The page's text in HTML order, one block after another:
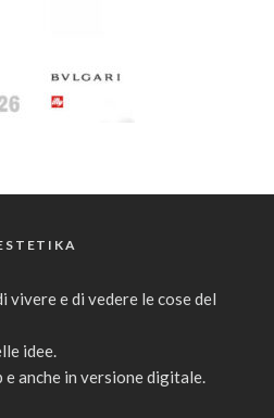
vivere e di vedere le cose del
idee.
e anche in versione digitale.